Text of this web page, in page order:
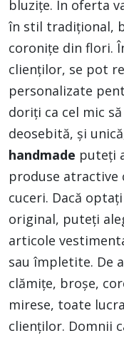
bluzițe. În oferta
în stil tradițional,
coronițe din flori.
clienților, se pot
personalizate
doriți ca cel mic
deosebită, și
handmade puteți
produse atractive
cuceri. Dacă
original, puteți
articole
sau împletite. De
clămițe, broșe,
mirese, toate
clienților. Domnii